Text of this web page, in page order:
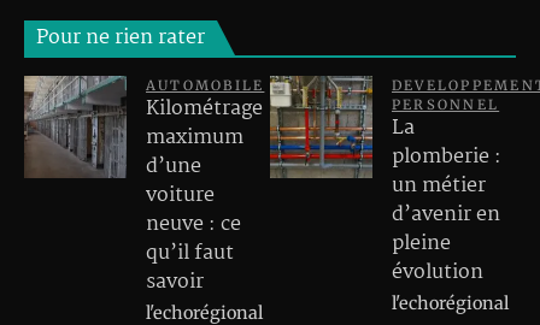
Pour ne rien rater
AUTOMOBILE
Kilométrage
maximum
d’une
voiture
neuve : ce
qu’il faut
savoir
l'echorégional
PERSONNEL
La
plomberie :
un métier
d’avenir en
pleine
évolution
l'echorégional